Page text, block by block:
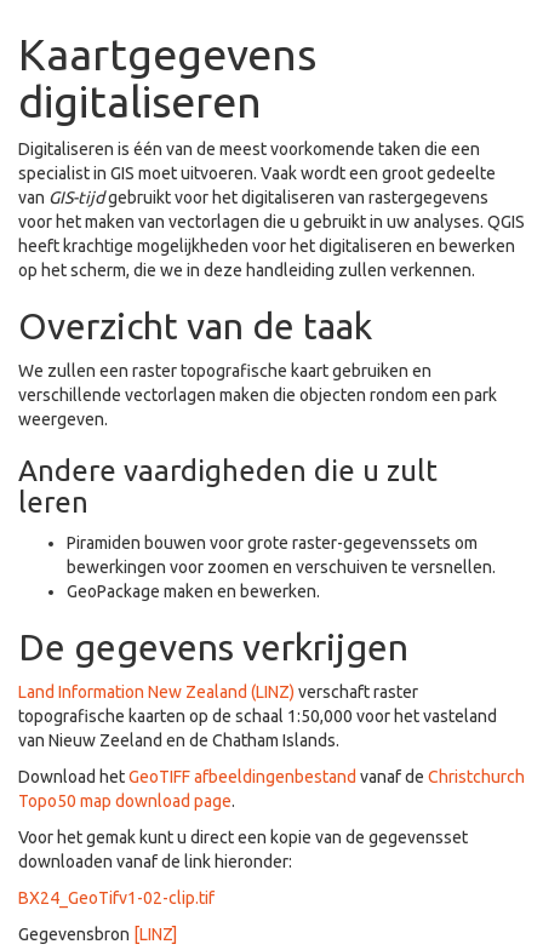
Kaartgegevens
digitaliseren
Digitaliseren is één van de meest voorkomende taken die een
specialist in GIS moet uitvoeren. Vaak wordt een groot gedeelte
van GIS-tijdgebruikt voor het digitaliseren van rastergegevens
voor het maken van vectorlagen die u gebruikt in uw analyses. QGIS
heeft krachtige mogelijkheden voor het digitaliseren en bewerken
op het scherm, die we in deze handleiding zullen verkennen.
Overzicht van de taak
We zullen een raster topografische kaart gebruiken en
verschillende vectorlagen maken die objecten rondom een park
weergeven.
Andere vaardigheden die u zult
leren
Piramiden bouwen voor grote raster-gegevenssets om
bewerkingen voor zoomen en verschuiven te versnellen.
GeoPackage maken en bewerken.
De gegevens verkrijgen
Land Information New Zealand (LINZ) verschaft raster
topografische kaarten op de schaal 1:50,000 voor het vasteland
van Nieuw Zeeland en de Chatham Islands.
Download hetGeoTIFF afbeeldingenbestand vanaf de Christchurch
Topo50 map download page.
Voor het gemak kunt u direct een kopie van de gegevensset
downloaden vanaf de link hieronder:
BX24_GeoTifv1-02-clip.tif
Gegevensbron [LINZ]